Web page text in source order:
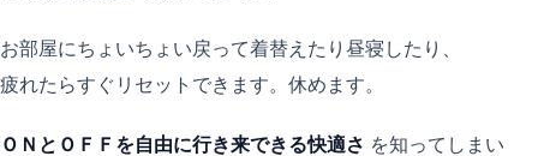
お部屋にちょいちょい戻って着替えたり昼寝したり、
疲れたらすぐリセットできます。休めます。
ＯＮとＯＦＦを自由に行き来できる快適さ を知ってしまい